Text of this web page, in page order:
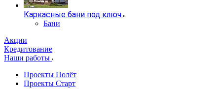
Каркасные бани под ключ
Бани
Акции
Кредитование
Наши работы
Проекты Полёт
Проекты Старт